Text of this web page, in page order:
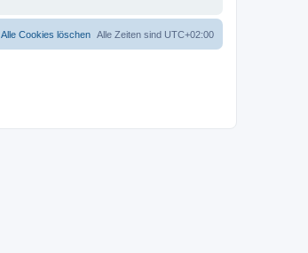
Alle Zeiten sind UTC+02:00
Alle Cookies löschen